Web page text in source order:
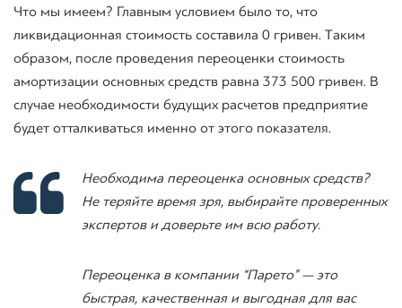
Что мы имеем? Главным условием было то, что
ликвидационная стоимость составила 0 гривен. Таким
образом, после проведения переоценки стоимость
амортизации основных средств равна 373 500 гривен. В
случае необходимости будущих расчетов предприятие
будет отталкиваться именно от этого показателя.
Необходима переоценка основных средств?
Не теряйте время зря, выбирайте проверенных
экспертов и доверьте им всю работу.
Переоценка в компании “Парето” — это
быстрая, качественная и выгодная для вас